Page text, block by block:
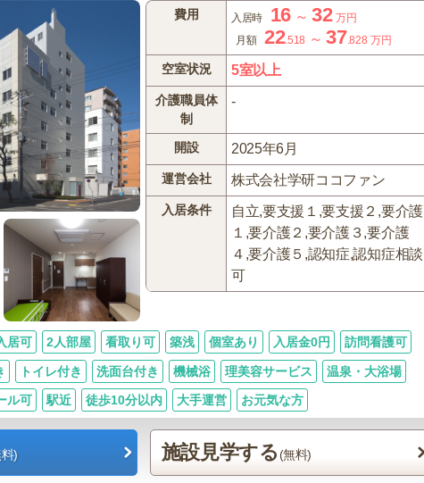
費用 入居時 16 ～32 万円
月額
22.518 ～37.828 万円
空室状況 5室以上
介護職員体
制
-
開設 2025年6月
運営会社 株式会社学研ココファン
入居条件
自立,要支援１,要支援２,要介護
１,要介護２,要介護３,要介護
４,要介護５,認知症,認知症相談
可
居可 2人部屋 看取り可 築浅 個室あり 入居金0円 訪問看護可
トイレ付き 洗面台付き 機械浴 理美容サービス 温泉・大浴場
ル可 駅近 徒歩10分以内 大手運営 お元気な方
) 施設見学する (無料)